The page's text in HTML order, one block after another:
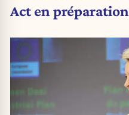
Act en préparation